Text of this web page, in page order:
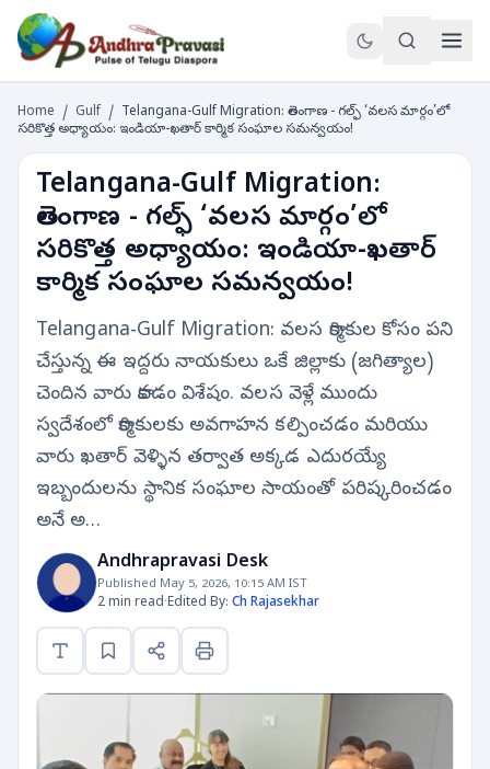
Home / Gulf /
Telangana-Gulf Migration: తెలంగాణ - గల్ఫ్ ‘వలస మార్గం’లో
సరికొత్త అధ్యాయం: ఇండియా-ఖతార్ కార్మిక సంఘాల సమన్వయం!
Telangana-Gulf Migration:
తెలంగాణ - గల్ఫ్ ‘వలస మార్గం’లో
సరికొత్త అధ్యాయం: ఇండియా-ఖతార్
కార్మిక సంఘాల సమన్వయం!
Telangana-Gulf Migration: వలస కార్మికుల కోసం పని
చేస్తున్న ఈ ఇద్దరు నాయకులు ఒకే జిల్లాకు (జగిత్యాల)
చెందిన వారు కావడం విశేషం. వలస వెళ్లే ముందు
స్వదేశంలో కార్మికులకు అవగాహన కల్పించడం మరియు
వారు ఖతార్ వెళ్ళిన తర్వాత అక్కడ ఎదురయ్యే
ఇబ్బందులను స్థానిక సంఘాల సాయంతో పరిష్కరించడం
అనే అ…
Andhrapravasi Desk
Published May 5, 2026, 10:15 AM IST
2 min read·Edited By: Ch Rajasekhar